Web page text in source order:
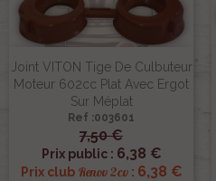
Joint VITON Tige De Culbuteur
Moteur 602cc Plat Avec Ergot
Sur Méplat
Ref :003601
7,50 €
Prix public : 6,38 €
Prix club Renov 2cv: 6,38 €